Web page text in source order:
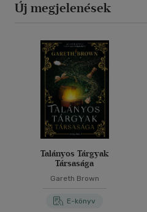
Új megjelenések
Talányos Tárgyak
Társasága
Gareth Brown
E-könyv